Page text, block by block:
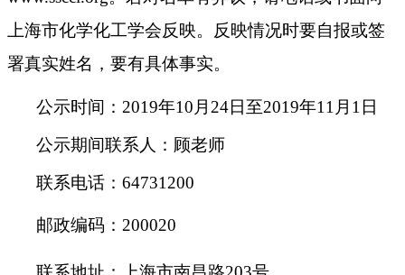
上海市化学化工学会反映。反映情况时要自报或签
署真实姓名，要有具体事实。
公示时间：2019年10月24日至2019年11月1日
公示期间联系人：顾老师
联系电话：64731200
邮政编码：200020